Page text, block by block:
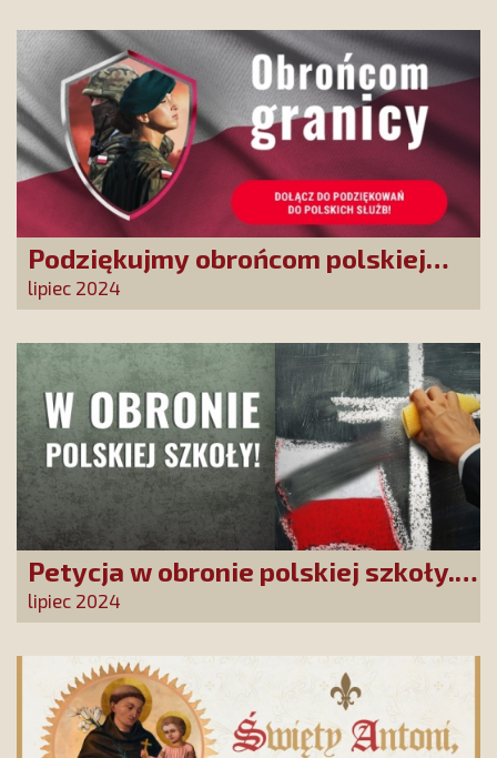
władz TVP
Podziękujmy obrońcom polskiej
granicy
lipiec 2024
Petycja w obronie polskiej szkoły.
Zatrzymajmy upadek edukacji!
lipiec 2024